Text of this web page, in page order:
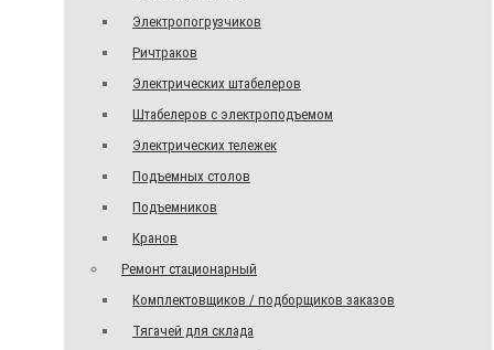
Электропогрузчиков
Ричтраков
Электрических штабелеров
Штабелеров с электроподъемом
Электрических тележек
Подъемных столов
Подъемников
Кранов
Ремонт стационарный
Комплектовщиков / подборщиков заказов
Тягачей для склада